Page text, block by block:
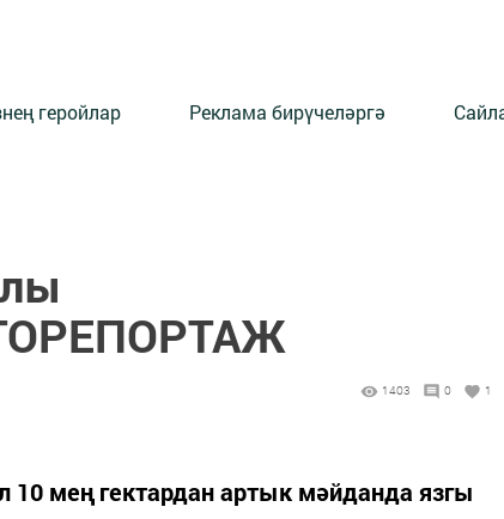
геройлар Реклама бирүчеләргә
1403 0 1
10 мең гектардан артык мәйданда язгы